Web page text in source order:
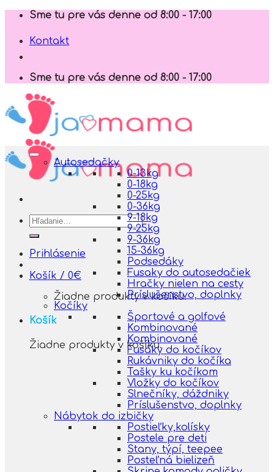
Skip
content
Sme tu pre vás denne od 8:00 - 17:00
Kontakt
Sme tu pre vás denne od 8:00 - 17:00
Hľadať:
Prihlásenie
Košík / 0€
Žiadne produkty v košíku.
Košík
Žiadne produkty v košíku.
Autosedačky
0-13kg
0-18kg
0-25kg
0-36kg
9-18kg
9-25kg
9-36kg
15-36kg
Podsedáky
Fusaky do autosedačiek
Hračky nielen na cesty
Príslušenstvo, doplnky
Kočíky
Športové a golfové
Kombinované
Kombinované
Fusáky do kočíkov
Rukávniky do kočíka
Tašky ku kočíkom
Vložky do kočíkov
Slnečníky, dáždniky
Príslušenstvo, doplnky
Nábytok do izbičky
Postieľky,kolísky
Postele pre deti
Stany, týpí, teepee
Posteľná bielizeň